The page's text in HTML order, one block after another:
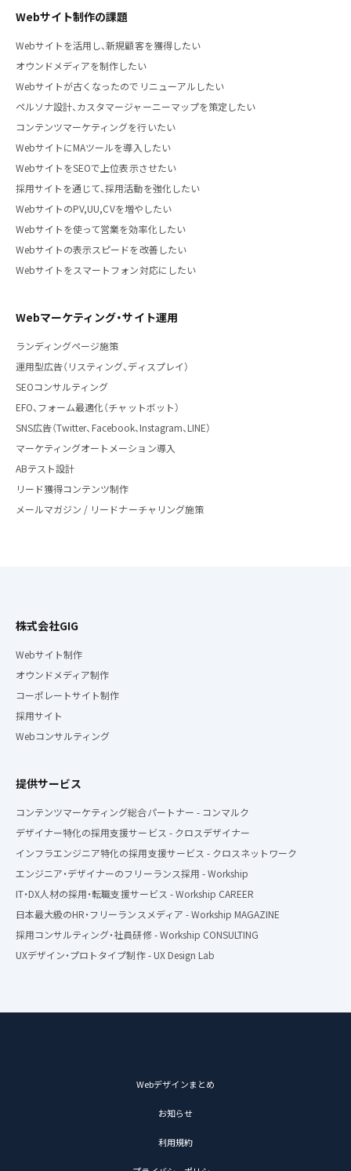
Webサイト制作の課題
Webサイトを活用し、新規顧客を獲得したい
オウンドメディアを制作したい
Webサイトが古くなったのでリニューアルしたい
ペルソナ設計、カスタマージャーニーマップを策定したい
コンテンツマーケティングを行いたい
WebサイトにMAツールを導入したい
WebサイトをSEOで上位表示させたい
採用サイトを通じて、採用活動を強化したい
WebサイトのPV,UU,CVを増やしたい
Webサイトを使って営業を効率化したい
Webサイトの表示スピードを改善したい
Webサイトをスマートフォン対応にしたい
Webマーケティング・サイト運用
ランディングページ施策
運用型広告（リスティング、ディスプレイ）
SEOコンサルティング
EFO、フォーム最適化（チャットボット）
SNS広告（Twitter、Facebook、Instagram、LINE）
マーケティングオートメーション導入
ABテスト設計
リード獲得コンテンツ制作
メールマガジン / リードナーチャリング施策
株式会社GIG
Webサイト制作
オウンドメディア制作
コーポレートサイト制作
採用サイト
Webコンサルティング
提供サービス
コンテンツマーケティング総合パートナー - コンマルク
デザイナー特化の採用支援サービス - クロスデザイナー
インフラエンジニア特化の採用支援サービス - クロスネットワーク
エンジニア・デザイナーのフリーランス採用 - Workship
IT・DX人材の採用・転職支援サービス - Workship CAREER
日本最大級のHR・フリーランスメディア - Workship MAGAZINE
採用コンサルティング・社員研修 - Workship CONSULTING
UXデザイン・プロトタイプ制作 - UX Design Lab
Webデザインまとめ
お知らせ
利用規約